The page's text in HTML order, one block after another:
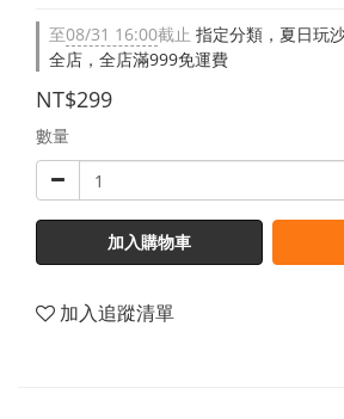
至08/31 16:00截止 指定分類，夏日玩
全店，全店滿999免運費
NT$299
數量
加入購物車
加入追蹤清單